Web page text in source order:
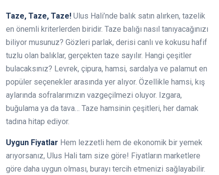
Taze, Taze, Taze! Ulus Hali’nde balık satın alırken, tazelik
en önemli kriterlerden biridir. Taze balığı nasıl tanıyacağınızı
biliyor musunuz? Gözleri parlak, derisi canlı ve kokusu hafif
tuzlu olan balıklar, gerçekten taze sayılır. Hangi çeşitler
bulacaksınız? Levrek, çipura, hamsi, sardalya ve palamut en
popüler seçenekler arasında yer alıyor. Özellikle hamsi, kış
aylarında sofralarımızın vazgeçilmezi oluyor. Izgara,
buğulama ya da tava… Taze hamsinin çeşitleri, her damak
tadına hitap ediyor.
Uygun Fiyatlar Hem lezzetli hem de ekonomik bir yemek
arıyorsanız, Ulus Hali tam size göre! Fiyatların marketlere
göre daha uygun olması, burayı tercih etmenizi sağlayabilir.